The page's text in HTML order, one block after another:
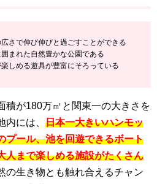
さで伸び伸びと過ごすことができる
まれた自然豊かな公園である
しめる遊具が豊富にそろっている
積が180万㎡と関東一の大きさを
には、 日本一大きいハンモッ
プール、池を回遊できるボート
人まで楽しめる施設がたくさん
の生き物とも触れ合えるチャン